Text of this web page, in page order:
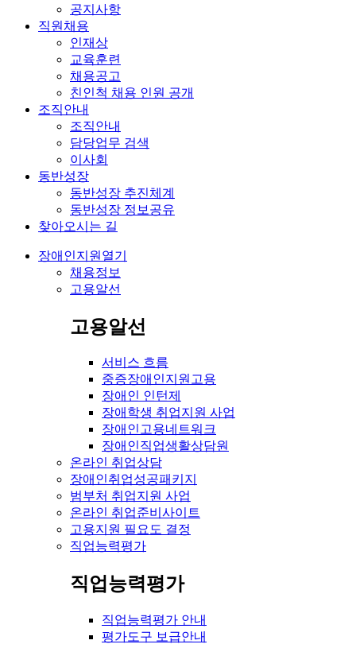
공지사항
직원채용
인재상
교육훈련
채용공고
친인척 채용 인원 공개
조직안내
조직안내
담당업무 검색
이사회
동반성장
동반성장 추진체계
동반성장 정보공유
찾아오시는 길
장애인지원 열기
채용정보
고용알선
고용알선
서비스 흐름
중증장애인지원고용
장애인 인턴제
장애학생 취업지원 사업
장애인고용네트워크
장애인직업생활상담원
온라인 취업상담
장애인취업성공패키지
범부처 취업지원 사업
온라인 취업준비사이트
고용지원 필요도 결정
직업능력평가
직업능력평가
직업능력평가 안내
평가도구 보급안내